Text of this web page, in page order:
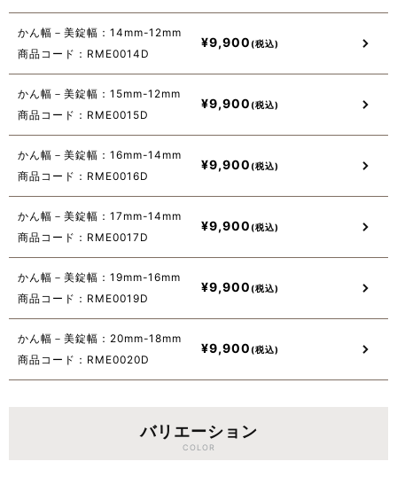
かん幅－美錠幅：14mm-12mm
商品コード：RME0014D
¥9,900
かん幅－美錠幅：15mm-12mm
商品コード：RME0015D
¥9,900
かん幅－美錠幅：16mm-14mm
商品コード：RME0016D
¥9,900
かん幅－美錠幅：17mm-14mm
商品コード：RME0017D
¥9,900
かん幅－美錠幅：19mm-16mm
商品コード：RME0019D
¥9,900
かん幅－美錠幅：20mm-18mm
商品コード：RME0020D
¥9,900
バリエーション
COLOR